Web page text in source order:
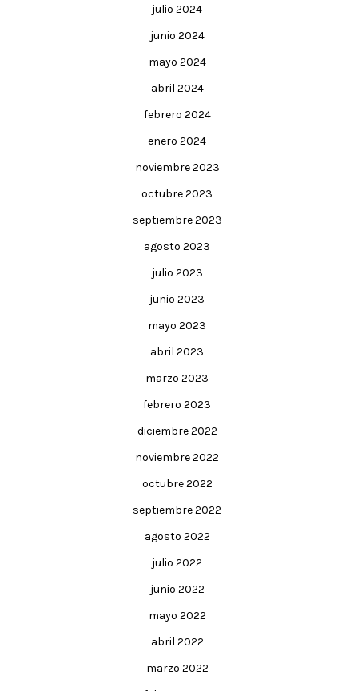
julio 2024
junio 2024
mayo 2024
abril 2024
febrero 2024
enero 2024
noviembre 2023
octubre 2023
septiembre 2023
agosto 2023
julio 2023
junio 2023
mayo 2023
abril 2023
marzo 2023
febrero 2023
diciembre 2022
noviembre 2022
octubre 2022
septiembre 2022
agosto 2022
julio 2022
junio 2022
mayo 2022
abril 2022
marzo 2022